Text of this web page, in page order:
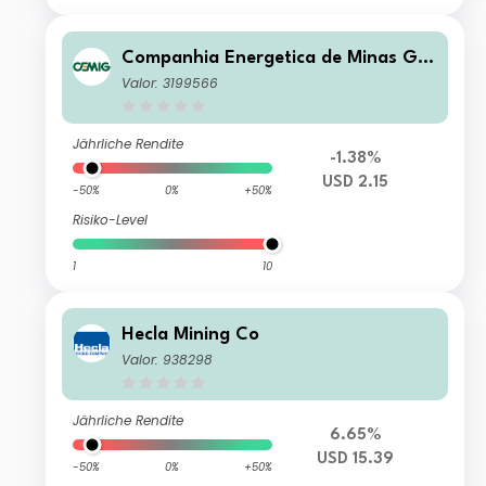
Companhia Energetica de Minas Ger
ais SA
Valor: 3199566
Jährliche Rendite
-50% 0% +50%
Risiko-Level
1 10
-1.38%
USD 2.15
Hecla Mining Co
Valor: 938298
Jährliche Rendite
-50% 0% +50%
6.65%
USD 15.39